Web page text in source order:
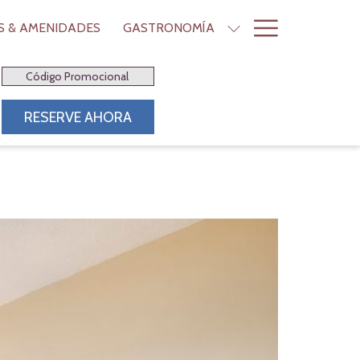
& AMENIDADES GASTRONOMÍA
Menu
Código
RESERVE AHORAABRE EN UNA NUEVA PESTAÑA